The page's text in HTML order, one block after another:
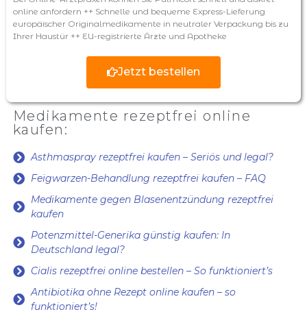
online anfordern ++ Schnelle und bequeme Express-Lieferung
europäischer Originalmedikamente in neutraler Verpackung bis zu
Ihrer Haustür ++ EU-registrierte Ärzte und Apotheke
Jetzt bestellen
Medikamente rezeptfrei online
kaufen:
Asthmaspray rezeptfrei kaufen – Seriös und legal?
Feigwarzen-Behandlung rezeptfrei kaufen – FAQ
Medikamente gegen Blasenentzündung rezeptfrei
kaufen
Potenzmittel-Generika günstig kaufen: In
Deutschland legal?
Cialis rezeptfrei online bestellen – So funktioniert’s
Antibiotika ohne Rezept online kaufen – so
funktioniert’s!